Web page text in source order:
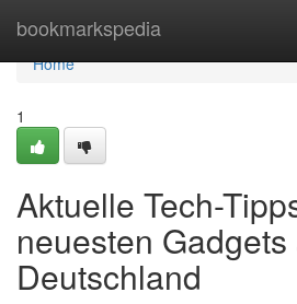
bookmarkspedia
Home
Home
1
Aktuelle Tech-
neuesten Gadgets
Deutschland